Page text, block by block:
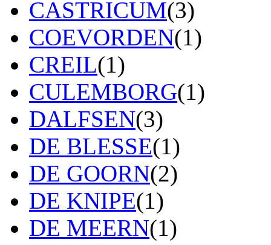
CASTRICUM(3)
COEVORDEN(1)
CREIL(1)
CULEMBORG(1)
DALFSEN(3)
DE BLESSE(1)
DE GOORN(2)
DE KNIPE(1)
DE MEERN(1)